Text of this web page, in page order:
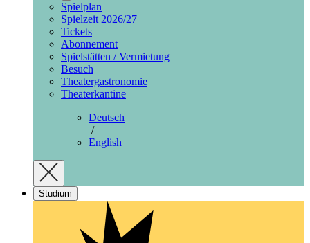
Spielplan
Spielzeit 2026/27
Tickets
Abonnement
Spielstätten / Vermietung
Besuch
Theatergastronomie
Theaterkantine
Deutsch
/
English
Studium